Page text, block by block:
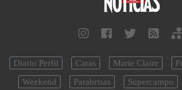
Diario Perfil Caras Marie Claire
Weekend
Parabrisas Supercampo